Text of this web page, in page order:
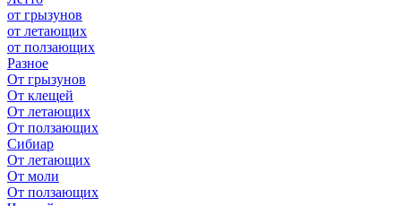
от грызунов
от летающих
от ползающих
Разное
От грызунов
От клещей
От летающих
От ползающих
Сибиар
От летающих
От моли
От ползающих